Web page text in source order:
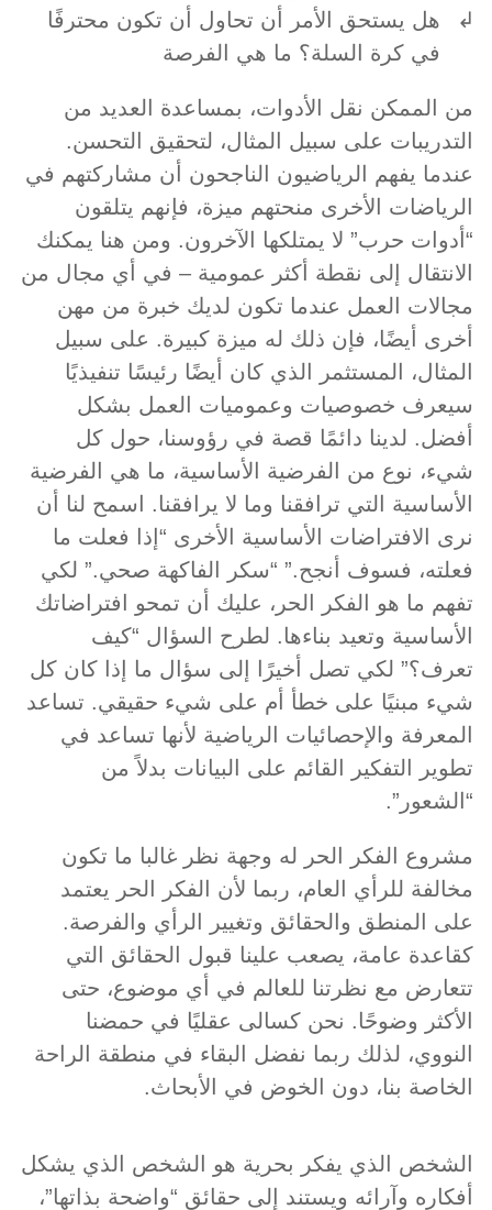
هل يستحق الأمر أن تحاول أن تكون محترفًا
في كرة السلة؟ ما هي الفرصة
من الممكن نقل الأدوات، بمساعدة العديد من
التدريبات على سبيل المثال، لتحقيق التحسن.
عندما يفهم الرياضيون الناجحون أن مشاركتهم في
الرياضات الأخرى منحتهم ميزة، فإنهم يتلقون
“أدوات حرب” لا يمتلكها الآخرون. ومن هنا يمكنك
الانتقال إلى نقطة أكثر عمومية – في أي مجال من
مجالات العمل عندما تكون لديك خبرة من مهن
أخرى أيضًا، فإن ذلك له ميزة كبيرة. على سبيل
المثال، المستثمر الذي كان أيضًا رئيسًا تنفيذيًا
سيعرف خصوصيات وعموميات العمل بشكل
أفضل. لدينا دائمًا قصة في رؤوسنا، حول كل
شيء، نوع من الفرضية الأساسية، ما هي الفرضية
الأساسية التي ترافقنا وما لا يرافقنا. اسمح لنا أن
نرى الافتراضات الأساسية الأخرى “إذا فعلت ما
فعلته، فسوف أنجح.” “سكر الفاكهة صحي.” لكي
تفهم ما هو الفكر الحر، عليك أن تمحو افتراضاتك
الأساسية وتعيد بناءها. لطرح السؤال “كيف
تعرف؟” لكي تصل أخيرًا إلى سؤال ما إذا كان كل
شيء مبنيًا على خطأ أم على شيء حقيقي. تساعد
المعرفة والإحصائيات الرياضية لأنها تساعد في
تطوير التفكير القائم على البيانات بدلاً من
“الشعور”.
مشروع الفكر الحر له وجهة نظر غالبا ما تكون
مخالفة للرأي العام، ربما لأن الفكر الحر يعتمد
على المنطق والحقائق وتغيير الرأي والفرصة.
كقاعدة عامة، يصعب علينا قبول الحقائق التي
تتعارض مع نظرتنا للعالم في أي موضوع، حتى
الأكثر وضوحًا. نحن كسالى عقليًا في حمضنا
النووي، لذلك ربما نفضل البقاء في منطقة الراحة
الخاصة بنا، دون الخوض في الأبحاث.
الشخص الذي يفكر بحرية هو الشخص الذي يشكل
أفكاره وآرائه ويستند إلى حقائق “واضحة بذاتها”،